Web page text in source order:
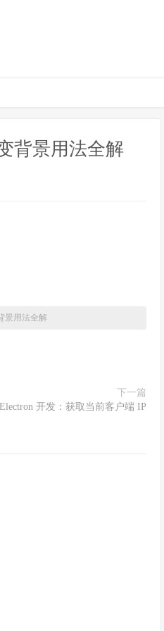
背景用法全解
景用法全解
下一篇
Electron 开发：获取当前客户端 IP